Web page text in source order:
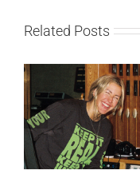
Related Posts
Ellie Goulding otkriva
nežniju stranu novim
singlom „4 Seasons“